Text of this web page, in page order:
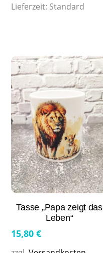
Lieferzeit: Standard
Tasse „Papa zeigt das
Leben“
15,80€